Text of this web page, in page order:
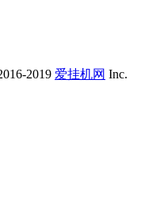
2019 爱挂机网 Inc.